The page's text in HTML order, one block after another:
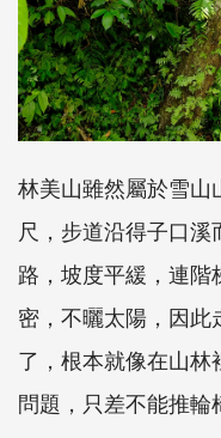
林美山雖然屬於雪山
尺，步道沿得子口
路，坡度平緩，連
密，不曬太陽，因
了，根本就像在山
問題，只差不能推輪